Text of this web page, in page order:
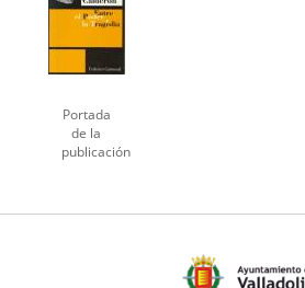
Portada
de la
publicación